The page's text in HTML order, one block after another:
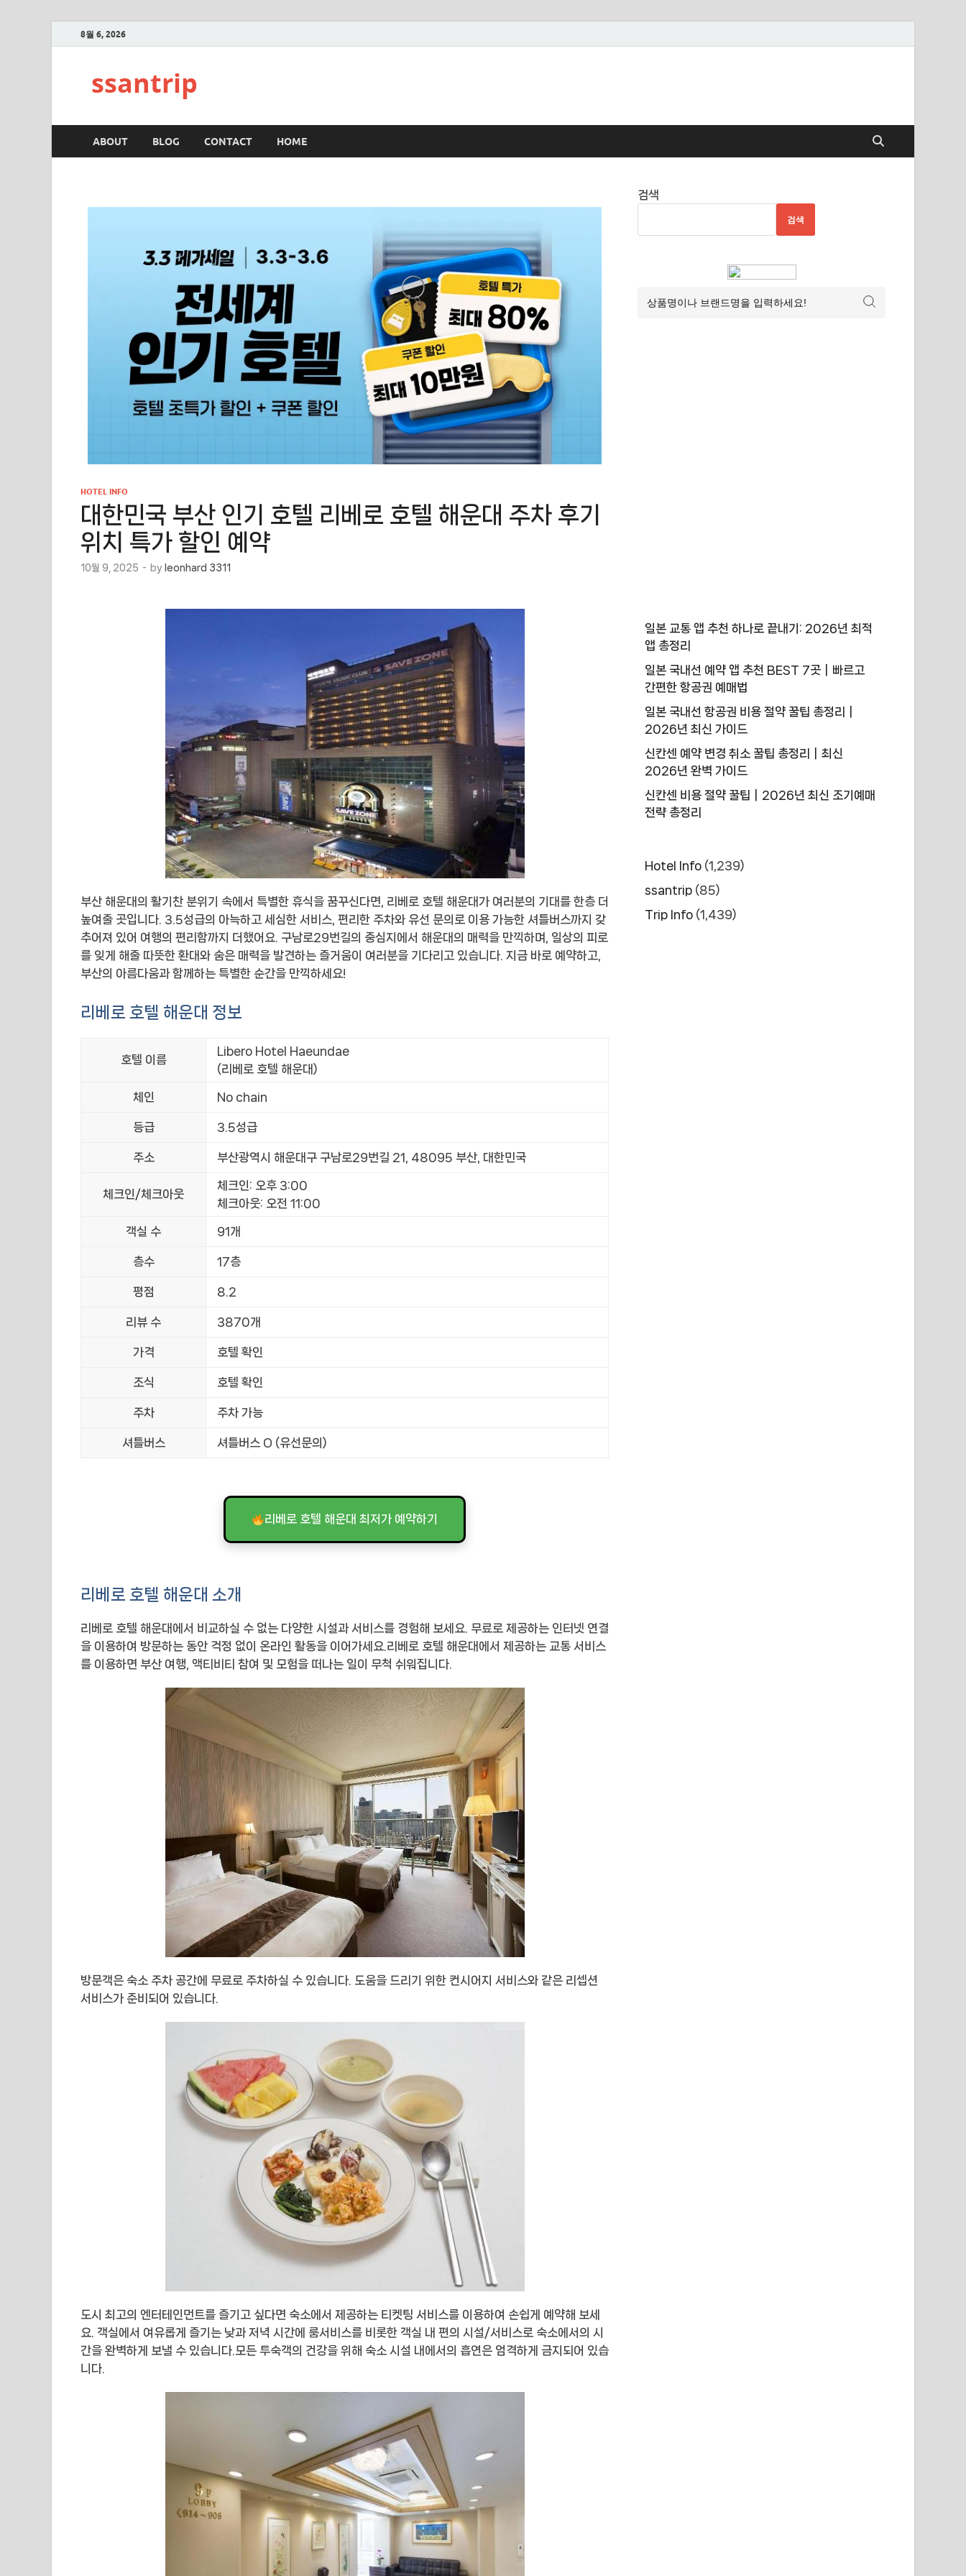
8월 6, 2026
ssantrip
ABOUT BLOG CONTACT HOME
HOTEL INFO
대한민국 부산 인기 호텔 리베로 호텔 해운대 주차 후기
위치 특가 할인 예약
10월 9, 2025 - by leonhard 3311
부산 해운대의 활기찬 분위기 속에서 특별한 휴식을 꿈꾸신다면, 리베로 호텔 해운대가 여러분의 기대를 한층 더
높여줄 곳입니다. 3.5성급의 아늑하고 세심한 서비스, 편리한 주차와 유선 문의로 이용 가능한 셔틀버스까지 갖
추어져 있어 여행의 편리함까지 더했어요. 구남로29번길의 중심지에서 해운대의 매력을 만끽하며, 일상의 피로
를 잊게 해줄 따뜻한 환대와 숨은 매력을 발견하는 즐거움이 여러분을 기다리고 있습니다. 지금 바로 예약하고,
부산의 아름다움과 함께하는 특별한 순간을 만끽하세요!
리베로 호텔 해운대 정보
호텔 이름
Libero Hotel Haeundae
(리베로 호텔 해운대)
체인 No chain
등급 3.5성급
주소 부산광역시 해운대구 구남로29번길 21, 48095 부산, 대한민국
체크인/체크아웃
체크인: 오후 3:00
체크아웃: 오전 11:00
객실 수 91개
층수 17층
평점 8.2
리뷰 수 3870개
가격 호텔 확인
조식 호텔 확인
주차 주차 가능
셔틀버스 셔틀버스 O (유선문의)
리베로 호텔 해운대 최저가 예약하기
리베로 호텔 해운대 소개
리베로 호텔 해운대에서 비교하실 수 없는 다양한 시설과 서비스를 경험해 보세요. 무료로 제공하는 인터넷 연결
을 이용하여 방문하는 동안 걱정 없이 온라인 활동을 이어가세요.리베로 호텔 해운대에서 제공하는 교통 서비스
를 이용하면 부산 여행, 액티비티 참여 및 모험을 떠나는 일이 무척 쉬워집니다.
방문객은 숙소 주차 공간에 무료로 주차하실 수 있습니다. 도움을 드리기 위한 컨시어지 서비스와 같은 리셉션
서비스가 준비되어 있습니다.
도시 최고의 엔터테인먼트를 즐기고 싶다면 숙소에서 제공하는 티켓팅 서비스를 이용하여 손쉽게 예약해 보세
요. 객실에서 여유롭게 즐기는 낮과 저녁 시간에 룸서비스를 비롯한 객실 내 편의 시설/서비스로 숙소에서의 시
간을 완벽하게 보낼 수 있습니다.모든 투숙객의 건강을 위해 숙소 시설 내에서의 흡연은 엄격하게 금지되어 있습
니다.
검색
검색
일본 교통 앱 추천 하나로 끝내기: 2026년 최적
앱 총정리
일본 국내선 예약 앱 추천 BEST 7곳｜빠르고
간편한 항공권 예매법
일본 국내선 항공권 비용 절약 꿀팁 총정리｜
2026년 최신 가이드
신칸센 예약 변경 취소 꿀팁 총정리｜최신
2026년 완벽 가이드
신칸센 비용 절약 꿀팁｜2026년 최신 조기예매
전략 총정리
Hotel Info (1,239)
ssantrip (85)
Trip Info (1,439)